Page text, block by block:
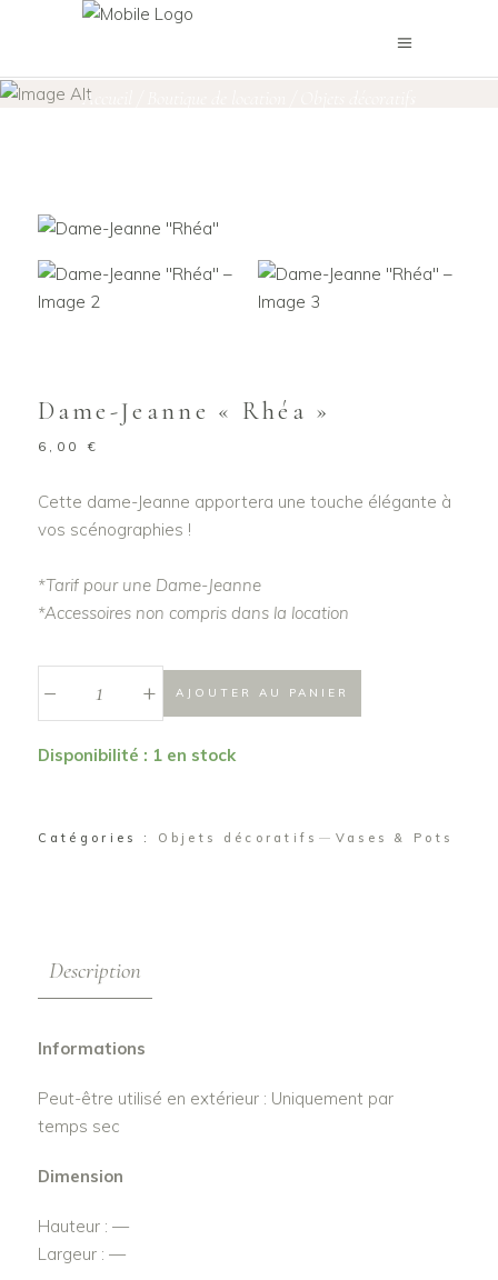
Accueil
Dame-Jeanne « Rhéa »
6,00 €
Cette dame-Jeanne apportera une touche élégante à
vos scénographies !
*Tarif pour une Dame-Jeanne
*Accessoires non compris dans la location
quantité
+ AJOUTER AU PANIER
Disponibilité : 1 en stock
Catégories : Objets décoratifs Vases & Pots
Description
Informations
Peut-être utilisé en extérieur : Uniquement par
temps sec
Dimension
Hauteur : —
Largeur : —